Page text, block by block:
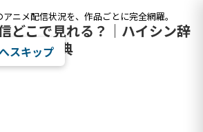
アニメ配信状況を、作品ごとに完全網羅。
どこで見れる？｜ハイシン辞
典
スキップ